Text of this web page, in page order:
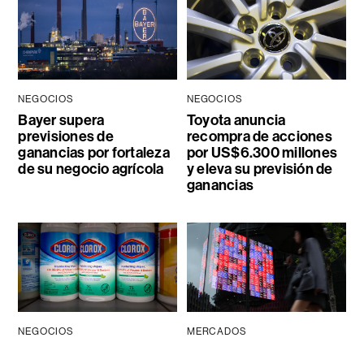
NEGOCIOS
Bayer supera
previsiones de
ganancias por fortaleza
de su negocio agrícola
NEGOCIOS
Toyota anuncia
recompra de acciones
por US$6.300 millones
y eleva su previsión de
ganancias
NEGOCIOS MERCADOS